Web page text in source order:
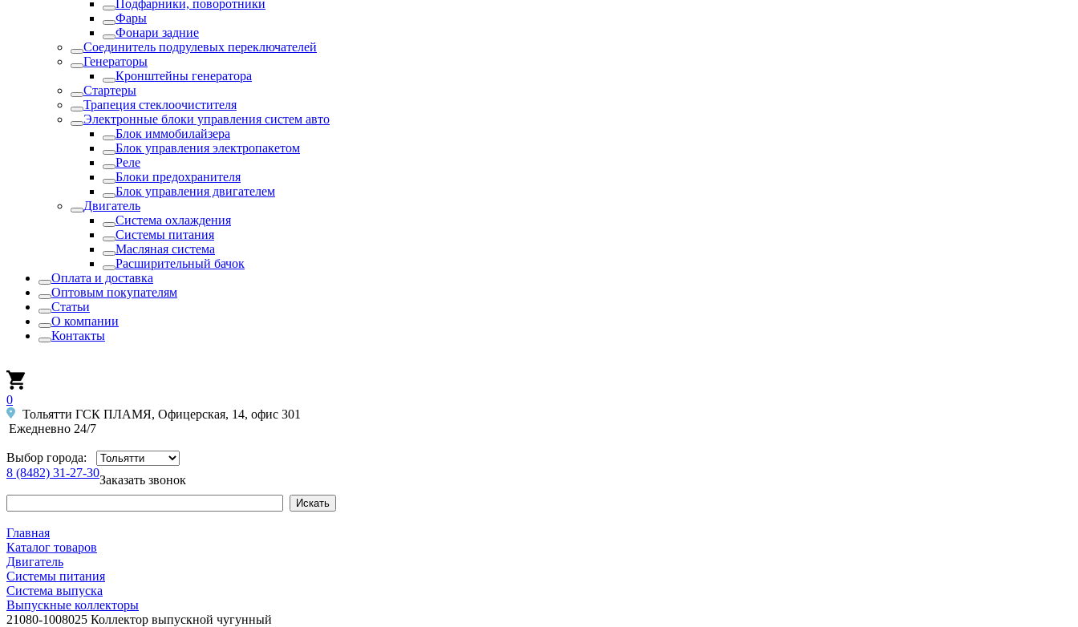
Подфарники, поворотники
Фары
Фонари задние
Соединитель подрулевых переключателей
Генераторы
Кронштейны генератора
Стартеры
Трапеция стеклоочистителя
Электронные блоки управления систем авто
Блок иммобилайзера
Блок управления электропакетом
Реле
Блоки предохранителя
Блок управления двигателем
Двигатель
Система охлаждения
Системы питания
Масляная система
Расширительный бачок
Оплата и доставка
Оптовым покупателям
Статьи
О компании
Контакты
0
Тольятти ГСК ПЛАМЯ, Офицерская, 14, офис 301
Ежедневно 24/7
Выбор города:
8 (8482) 31-27-30
Заказать звонок
Главная
Каталог товаров
Двигатель
Системы питания
Система выпуска
Выпускные коллекторы
21080-1008025 Коллектор выпускной чугунный